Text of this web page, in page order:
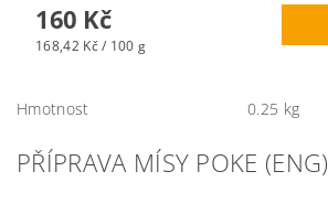
160 Kč
168,42 Kč / 100 g
Hmotnost 0.25 kg
PŘÍPRAVA MÍSY POKE (ENG)